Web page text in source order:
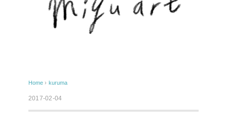
Home › kuruma
2017-02-04